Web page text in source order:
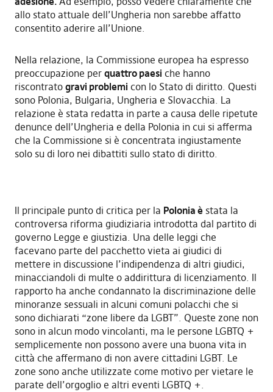
allo stato attuale dell’Ungheria non sarebbe affatto
consentito aderire all’Unione.
Nella relazione, la Commissione europea ha espresso
preoccupazione per quattro paesi che hanno
riscontrato gravi problemi con lo Stato di diritto. Questi
sono Polonia, Bulgaria, Ungheria e Slovacchia. La
relazione è stata redatta in parte a causa delle ripetute
denunce dell’Ungheria e della Polonia in cui si afferma
che la Commissione si è concentrata ingiustamente
solo su di loro nei dibattiti sullo stato di diritto.
Il principale punto di critica per la Polonia èstata la
controversa riforma giudiziaria introdotta dal partito di
governo Legge e giustizia. Una delle leggi che
facevano parte del pacchetto vieta ai giudici di
mettere in discussione l’indipendenza di altri giudici,
minacciandoli di multe o addirittura di licenziamento. Il
rapporto ha anche condannato la discriminazione delle
minoranze sessuali in alcuni comuni polacchi che si
sono dichiarati “zone libere da LGBT”. Queste zone non
sono in alcun modo vincolanti, ma le persone LGBTQ +
semplicemente non possono avere una buona vita in
città che affermano di non avere cittadini LGBT. Le
zone sono anche utilizzate come motivo per vietare le
parate dell’orgoglio e altri eventi LGBTQ +.